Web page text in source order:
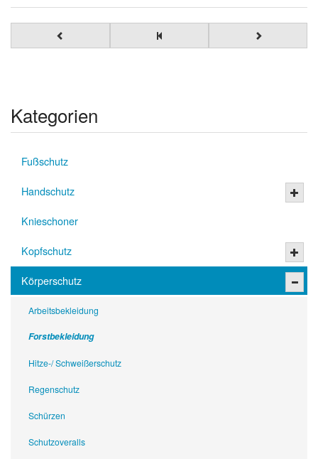
Kategorien
Fußschutz
Handschutz
Knieschoner
Kopfschutz
Körperschutz
Arbeitsbekleidung
Forstbekleidung
Hitze-/ Schweißerschutz
Regenschutz
Schürzen
Schutzoveralls